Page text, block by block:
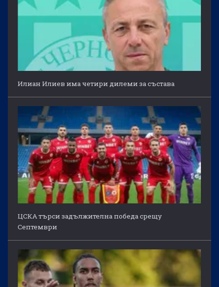
Илиан Илиев има четири дилеми за състава
ЦСКА търси задължителна победа срещу
Септември